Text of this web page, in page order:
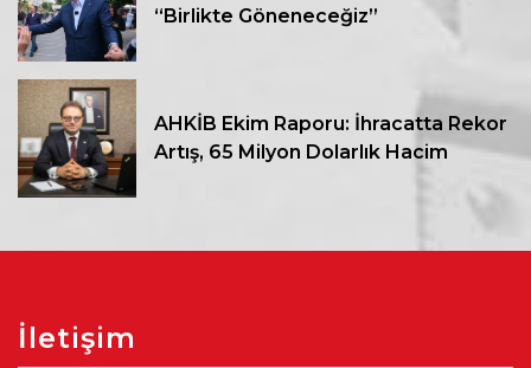
“Birlikte Göneneceğiz”
AHKİB Ekim Raporu: İhracatta Rekor
Artış, 65 Milyon Dolarlık Hacim
İletişim